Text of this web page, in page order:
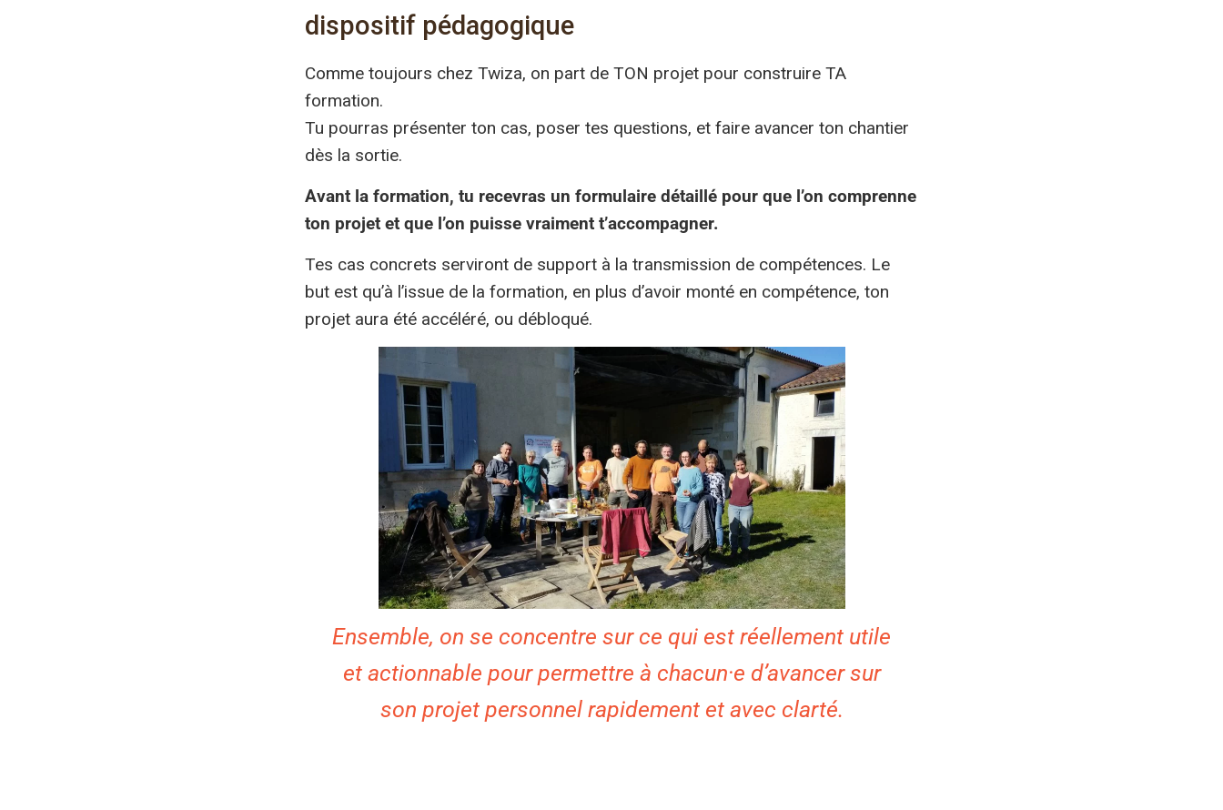
dispositif pédagogique
Comme toujours chez Twiza, on part de TON projet pour construire TA
formation.
Tu pourras présenter ton cas, poser tes questions, et faire avancer ton chantier
dès la sortie.
Avant la formation, tu recevras un formulaire détaillé pour que l’on comprenne
ton projet et que l’on puisse vraiment t’accompagner.
Tes cas concrets serviront de support à la transmission de compétences. Le
but est qu’à l’issue de la formation, en plus d’avoir monté en compétence, ton
projet aura été accéléré, ou débloqué.
Ensemble, on se concentre sur ce qui est réellement utile
et actionnable pour permettre à chacun·e d’avancer sur
son projet personnel rapidement et avec clarté.